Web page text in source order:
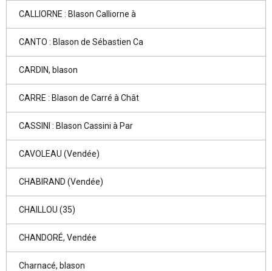
CALLIORNE : Blason Calliorne à
CANTO : Blason de Sébastien Ca
CARDIN, blason
CARRE : Blason de Carré à Chât
CASSINI : Blason Cassini à Par
CAVOLEAU (Vendée)
CHABIRAND (Vendée)
CHAILLOU (35)
CHANDORÉ, Vendée
Charnacé, blason